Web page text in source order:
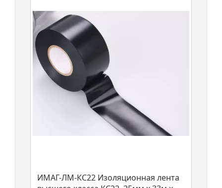
ИМАГ-ЛМ-КС22 Изоляционная лента